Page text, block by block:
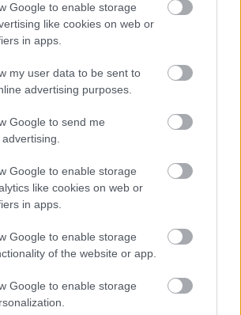
Google to enable storage
like cookies on web or
in apps.
my user data to be sent to
advertising purposes.
Google to send me
Google to enable storage
like cookies on web or
in apps.
Google to enable storage
of the website or app.
Google to enable storage
spol. s r.o.
a rekonštrukcia
panely